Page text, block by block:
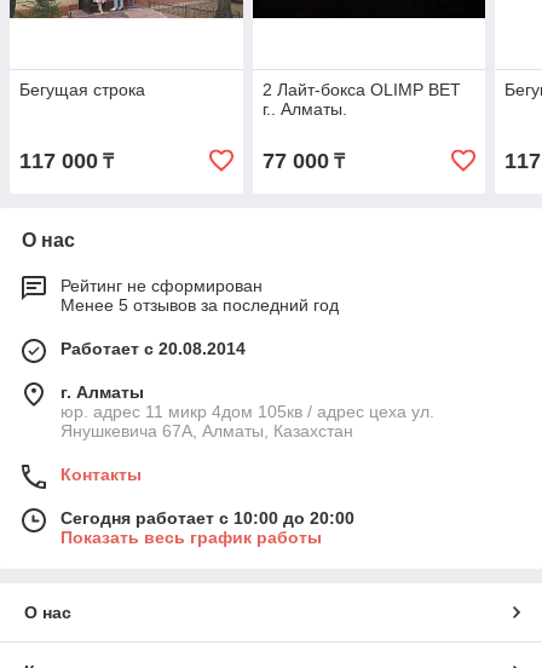
Бегущая строка
117 000 ₸
2 Лайт-бокса OLIMP BET
г.. Алматы.
77 000₸
О нас
Рейтинг не сформирован
Менее 5 отзывов за последний год
Работает с 20.08.2014
г. Алматы
юр. адрес 11 микр 4дом 105кв / адрес цеха ул.
Янушкевича 67А, Алматы, Казахстан
Контакты
Сегодня работает с 10:00 до 20:00
Показать весь график работы
О нас